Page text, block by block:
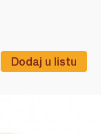
Dodaj u listu